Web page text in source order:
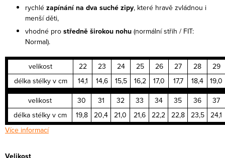
rychlé zapínání na dva suché zipy, které hravě zvládnou i
menší děti,
vhodné pro středně širokou nohu (normální střih / FIT:
Normal).
velikost 22 23 24 25 26 27 28
29
délka stélky v cm
14,1 14,6 15,5 16,2 17,0 17,7 18,4
19,0
velikost
30 31 32 33 34 35 36
37
délka stélky v cm
19,8 20,4 21,0 21,6 22,2 22,8 23,5
24,1
Více informací
Velikost